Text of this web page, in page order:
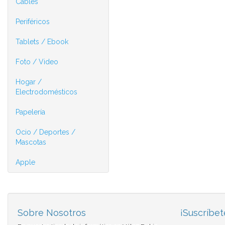
Periféricos
Tablets / Ebook
Foto / Video
Hogar /
Electrodomésticos
Papelería
Ocio / Deportes /
Mascotas
Apple
Sobre Nosotros